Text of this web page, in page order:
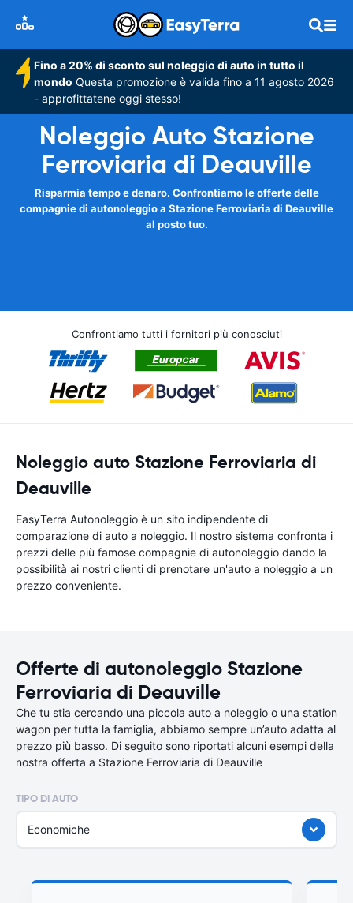
Fino a 20% di sconto sul noleggio di auto in tutto il
mondo Questa promozione è valida fino a 11 agosto 2026
- approfittatene oggi stesso!
Noleggio Auto Stazione
Ferroviaria di Deauville
Risparmia tempo e denaro. Confrontiamo le offerte delle
compagnie di autonoleggio a Stazione Ferroviaria di Deauville
al posto tuo.
Confrontiamo tutti i fornitori più conosciuti
Noleggio auto Stazione Ferroviaria di
Deauville
EasyTerra Autonoleggio è un sito indipendente di
comparazione di auto a noleggio. Il nostro sistema confronta i
prezzi delle più famose compagnie di autonoleggio dando la
possibilità ai nostri clienti di prenotare un'auto a noleggio a un
prezzo conveniente.
Offerte di autonoleggio Stazione
Ferroviaria di Deauville
Che tu stia cercando una piccola auto a noleggio o una station
wagon per tutta la famiglia, abbiamo sempre un’auto adatta al
prezzo più basso. Di seguito sono riportati alcuni esempi della
nostra offerta a Stazione Ferroviaria di Deauville
TIPO DI AUTO
Economiche